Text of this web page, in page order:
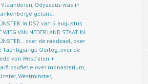
Vlaanderen, Odysseus was in
geland.
In DS2 van 5 augustus:
WIEG VAN NEDERLAND STAAT IN
over de raadzaal, over
Tachtigjarige Oorlog, over de
van Westfalen +
over monasterium,
Westminster,